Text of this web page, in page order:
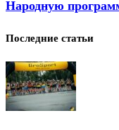
Народную
Последние статьи